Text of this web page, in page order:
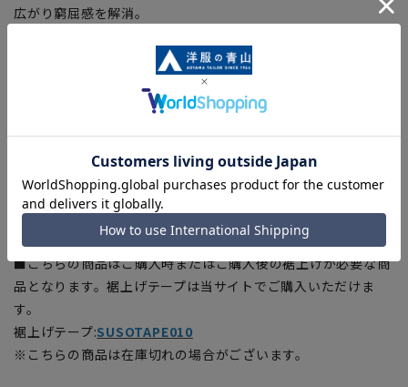
広がり窮屈感を解消。
この商品はリサイクル原料を使用し、プラスチック・スマート
■ECOBLUE®(100%リサイクルポリエステル)
『ECOBLUE®』を使用しています。
【シルエット】《ゆったり》 (当社比)
■こちらの商品はご購入時またはご購入後の裾上げが必要な商
品となります。裾上げテープは当サイトでご購入いただけま
す。
裾上げテープ:SUSOTAPE010
※こちらの商品は在庫切れの場合がございます。